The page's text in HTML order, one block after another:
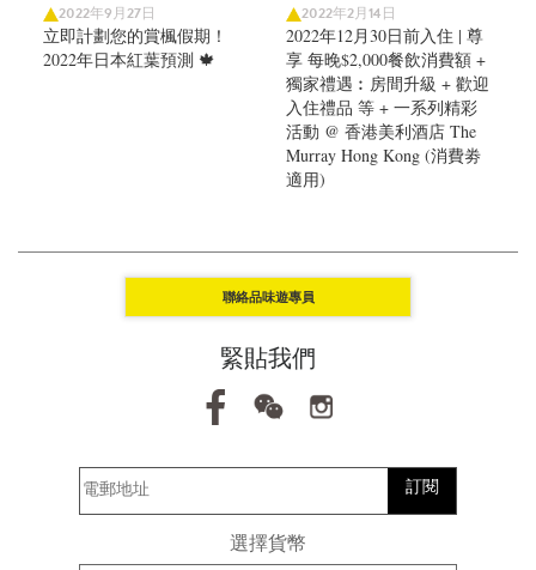
2022年9月27日
立即計劃您的賞楓假期！
2022年日本紅葉預測 🍁
2022年2月14日
2022年12月30日前入住 | 尊
享 每晚$2,000餐飲消費額 +
獨家禮遇︰房間升級 + 歡迎
入住禮品 等 + 一系列精彩
活動 @ 香港美利酒店 The
Murray Hong Kong (消費劵
適用)
聯絡品味遊專員
緊貼我們
訂閱
選擇貨幣